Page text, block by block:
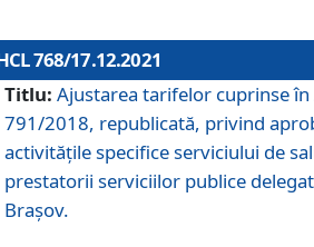
768/17.12.2021
Titlu: Ajustarea tarifelor cuprinse în
791/2018, republicată, privind
activităţile specifice serviciului de
prestatorii serviciilor publice
Braşov.